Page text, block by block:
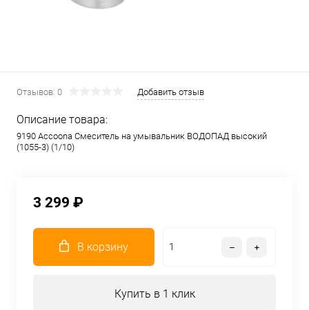
Отзывов: 0 Добавить отзыв
Описание товара:
9190 Accoona Смеситель на умывальник ВОДОПАД высокий
(1055-3) (1/10)
3 299 ₽
В корзину
Купить в 1 клик